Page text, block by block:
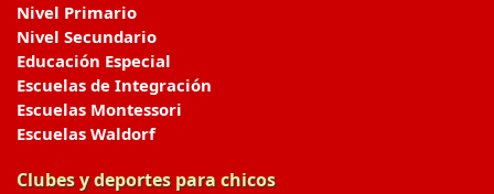
Nivel Primario
Nivel Secundario
Educación Especial
Escuelas de Integración
Escuelas Montessori
Escuelas Waldorf
Clubes y deportes para chicos